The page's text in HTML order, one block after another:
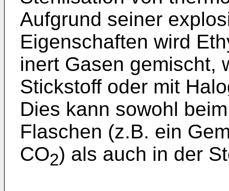
Aufgrund seiner
Eigenschaften wird
inert Gasen gemischt,
Stickstoff oder mit
Dies kann sowohl
Flaschen (z.B. ein
CO2) als auch in der